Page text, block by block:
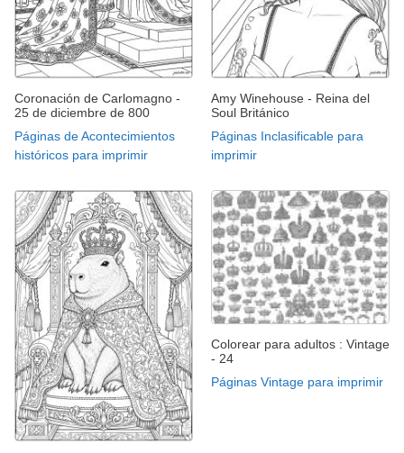
Coronación de Carlomagno -
25 de diciembre de 800
Páginas de Acontecimientos
históricos para imprimir
Amy Winehouse - Reina del
Soul Británico
Páginas Inclasificable para
imprimir
Colorear para adultos : Vintage
- 24
Páginas Vintage para imprimir